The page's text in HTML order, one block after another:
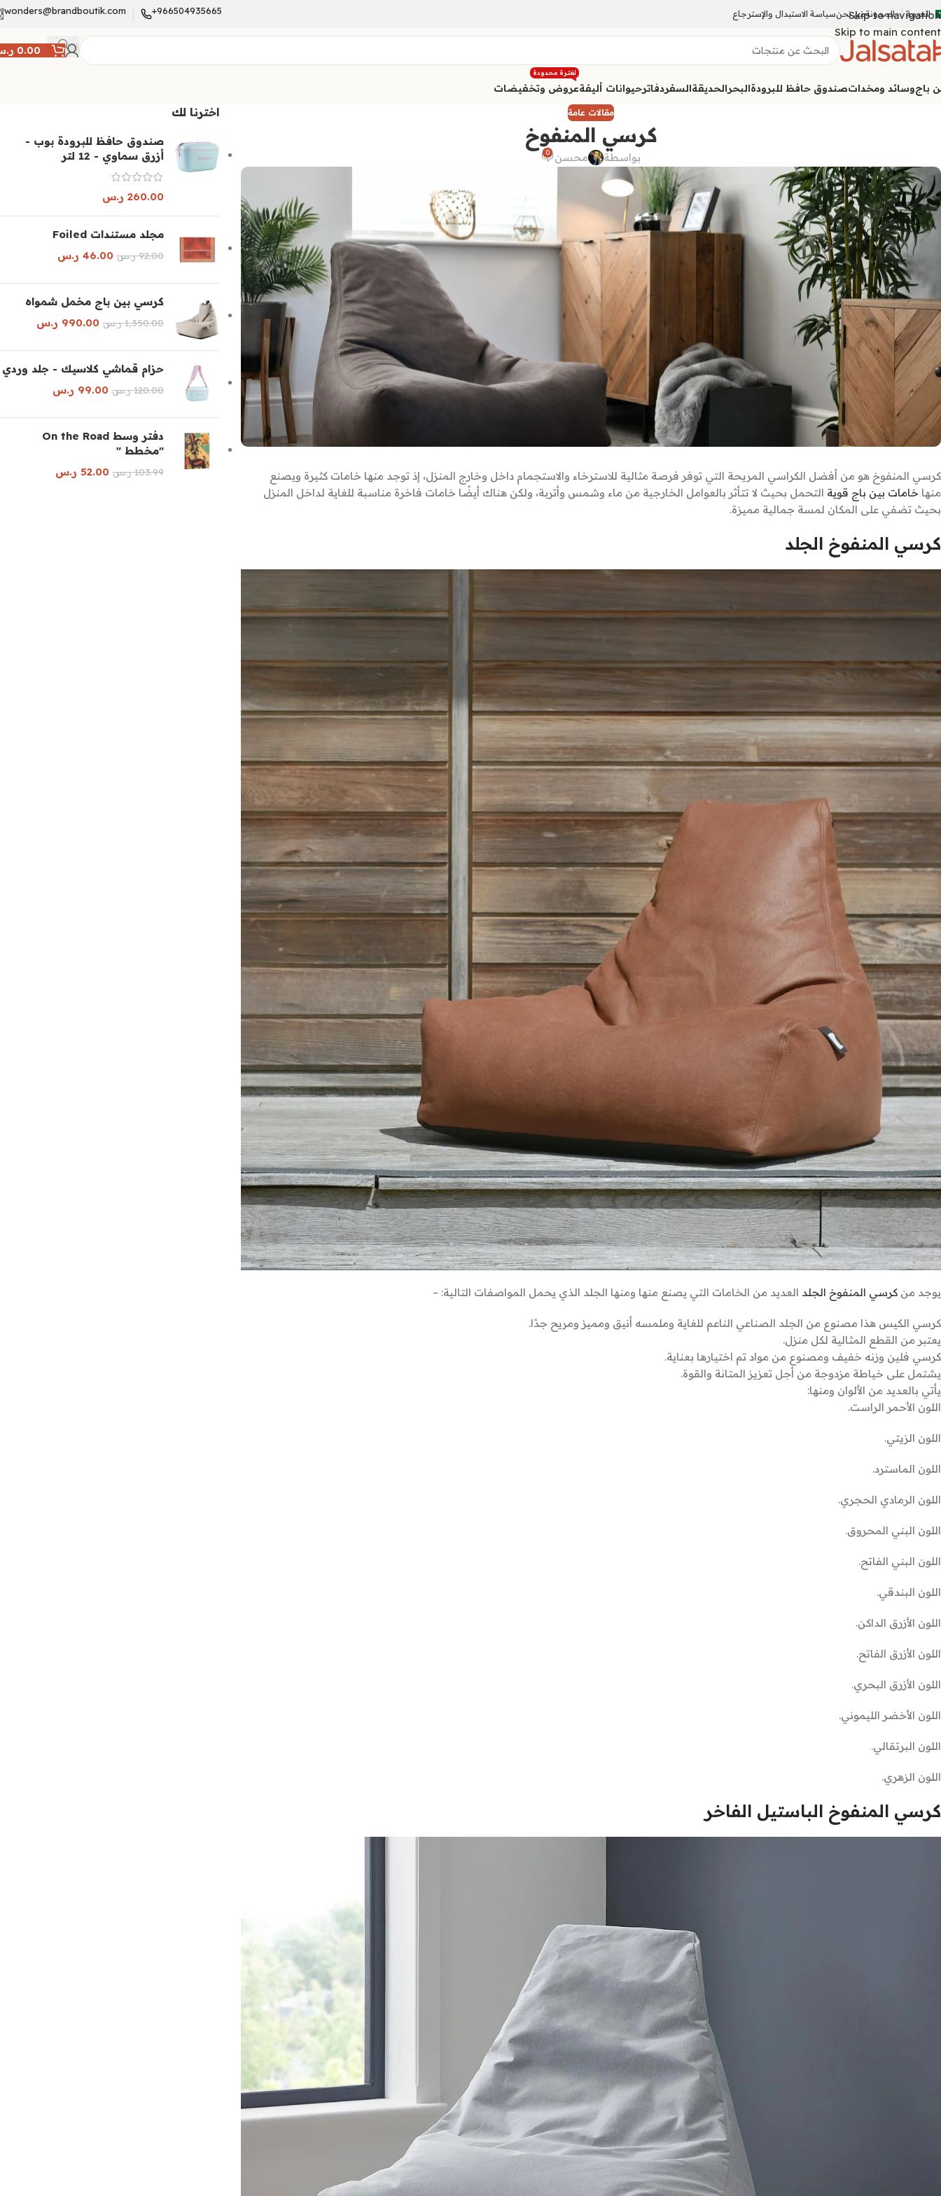
Skip to navigation
Skip to main content
العربية المدونةمن نحنسياسة الاستبدال والإسترجاع 966504935665+
wonders@brandboutik.com
0.00
باجوسائد ومخداتصندوق حافظ للبرودةالبحرالحديقةالسفردفاترحيوانات أليفةعروض وتخفيضات
لفترة محدودة
مقالات عامة
كرسي المنفوخ
بواسطة محسن 0
كرسي المنفوخ هو من أفضل الكراسي المريحة التي توفر فرصة مثالية للاسترخاء والاستجمام داخل وخارج المنزل، إذ توجد منها خامات كثيرة ويصنع
منها خامات بين باج قوية التحمل بحيث لا تتأثر بالعوامل الخارجية من ماء وشمس وأتربة، ولكن هناك أيضًا خامات فاخرة مناسبة للغاية لداخل المنزل
بحيث تضفي على المكان لمسة جمالية مميزة.
كرسي المنفوخ الجلد
يوجد من كرسي المنفوخ الجلد العديد من الخامات التي يصنع منها ومنها الجلد الذي يحمل المواصفات التالية: –
كرسي الكيس هذا مصنوع من الجلد الصناعي الناعم للغاية وملمسه أنيق ومميز ومريح جدًا.
يعتبر من القطع المثالية لكل منزل.
كرسي فلين وزنه خفيف ومصنوع من مواد تم اختيارها بعناية.
يشتمل على خياطة مزدوجة من أجل تعزيز المتانة والقوة.
يأتي بالعديد من الألوان ومنها:
اللون الأحمر الراست.
اللون الزيتي.
اللون الماسترد.
اللون الرمادي الحجري.
اللون البني المحروق.
اللون البني الفاتح.
اللون البندقي.
اللون الأزرق الداكن.
اللون الأزرق الفاتح.
اللون الأزرق البحري.
اللون الأخضر الليموني.
اللون البرتقالي.
اللون الزهري.
كرسي المنفوخ الباستيل الفاخر
اخترنا لك
صندوق حافظ للبرودة بوب -
أزرق سماوي - 12 لتر
260.00 ر.س
مجلد مستندات Foiled
92.00 ر.س 46.00 ر.س
كرسي بين باج مخمل شمواه
1,350.00 ر.س 990.00 ر.س
حزام قماشي كلاسيك - جلد وردي
120.00 ر.س 99.00 ر.س
دفتر وسط On the Road
"مخطط "
103.99 ر.س 52.00 ر.س